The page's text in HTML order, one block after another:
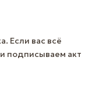
Если вас всё
подписываем акт